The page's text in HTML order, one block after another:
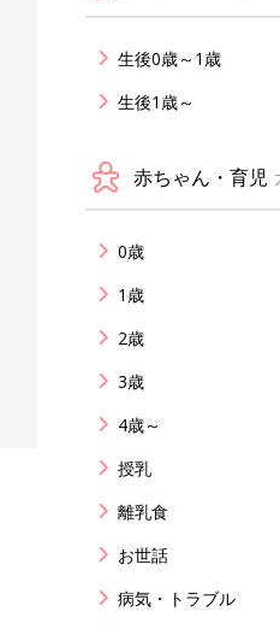
生後0歳～1歳
生後1歳～
赤ちゃん・育児
0歳
1歳
2歳
3歳
4歳～
授乳
離乳食
お世話
病気・トラブル